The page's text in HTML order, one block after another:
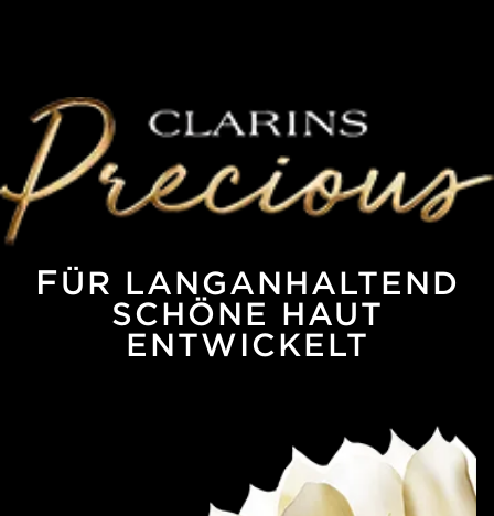
FÜR LANGANHALTEND
SCHÖNE HAUT
ENTWICKELT